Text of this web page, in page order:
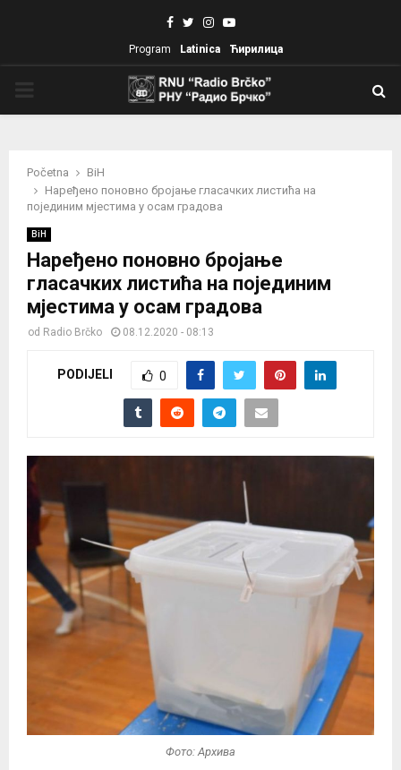
Facebook
TwitterInstagram
Youtube
Program Latinica Ћирилица
Početna
BiH
Наређено поновно бројање гласачких листића на
појединим мјестима у осам градова
BiH
Наређено поновно бројање
гласачких листића на појединим
мјестима у осам градова
od Radio Brčko 08.12.2020 - 08:13
PODIJELI 0
Фото: Архива